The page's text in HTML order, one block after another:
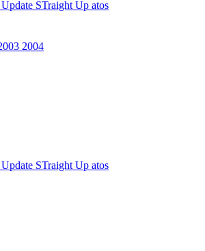
STraight Up atos
2004
STraight Up atos